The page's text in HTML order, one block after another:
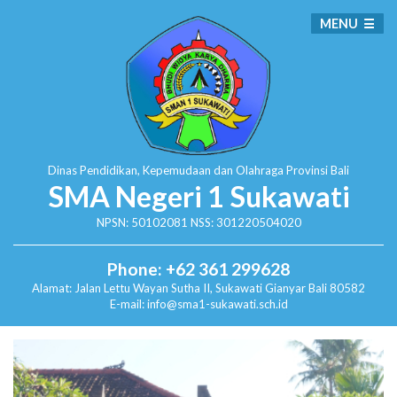
Dinas Pendidikan, Kepemudaan dan Olahraga Provinsi Bali
SMA Negeri 1 Sukawati
NPSN: 50102081 NSS: 301220504020
Phone: +62 361 299628
Alamat: Jalan Lettu Wayan Sutha II, SukawatiGianyar Bali 80582
E-mail: info@sma1-sukawati.sch.id
MENU